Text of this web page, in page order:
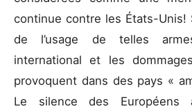
continue contre les États-Unis!
de l’usage de telles
international et les
provoquent dans des pays «
Le silence des